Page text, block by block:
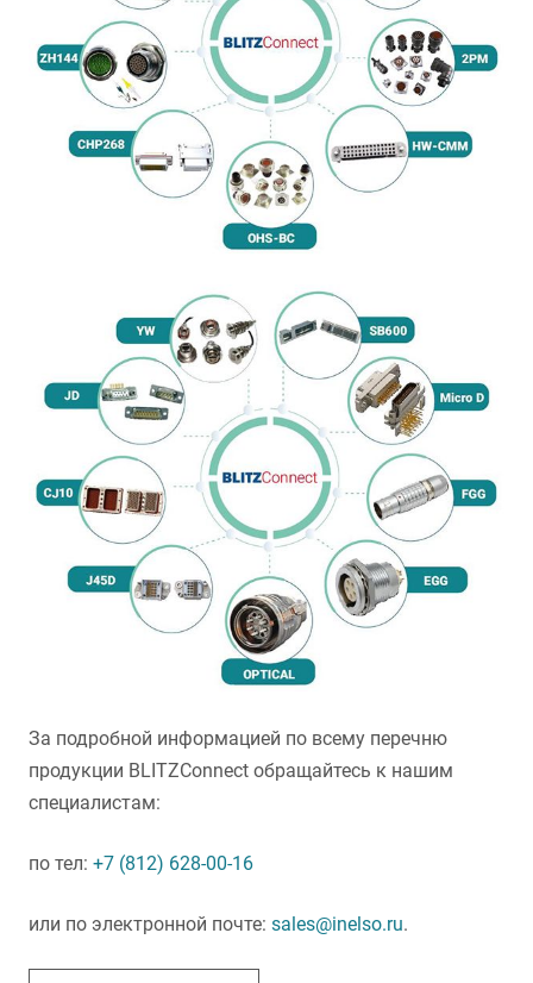
За подробной информацией по всему перечню
продукции BLITZConnect обращайтесь к нашим
специалистам:
по тел: +7 (812) 628-00-16
или по электронной почте: sales@inelso.ru.